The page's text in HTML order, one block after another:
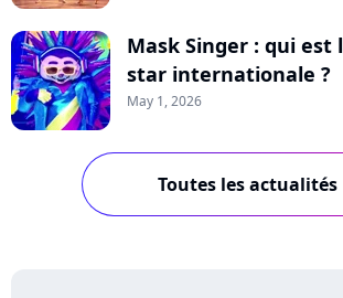
Mask Singer : qui est
star internationale ?
May 1, 2026
Toutes les actualités